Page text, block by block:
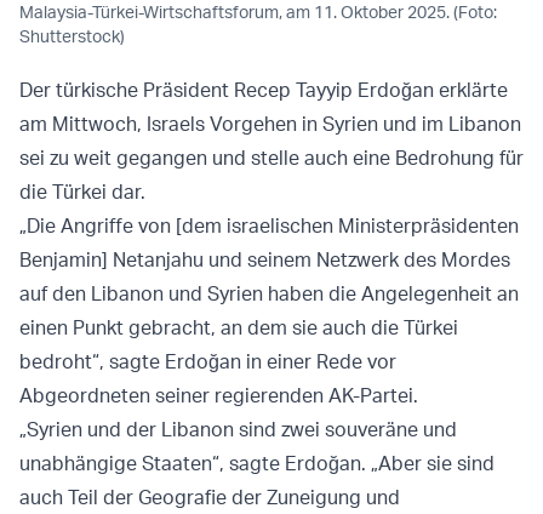
Malaysia-Türkei-Wirtschaftsforum, am 11. Oktober 2025. (Foto:
Shutterstock)
Der türkische Präsident Recep Tayyip Erdoğan erklärte
am Mittwoch, Israels Vorgehen in Syrien und im Libanon
sei zu weit gegangen und stelle auch eine Bedrohung für
die Türkei dar.
„Die Angriffe von [dem israelischen Ministerpräsidenten
Benjamin] Netanjahu und seinem Netzwerk des Mordes
auf den Libanon und Syrien haben die Angelegenheit an
einen Punkt gebracht, an dem sie auch die Türkei
bedroht“, sagte Erdoğan in einer Rede vor
Abgeordneten seiner regierenden AK-Partei.
„Syrien und der Libanon sind zwei souveräne und
unabhängige Staaten“, sagte Erdoğan. „Aber sie sind
auch Teil der Geografie der Zuneigung und